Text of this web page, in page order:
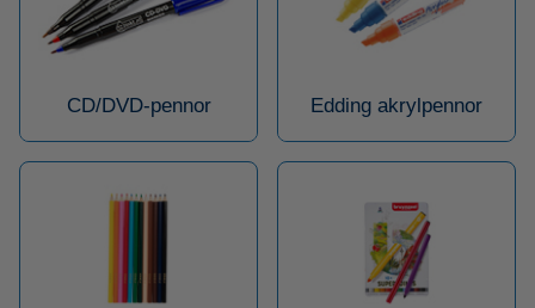
CD/DVD-pennor Edding akrylpennor